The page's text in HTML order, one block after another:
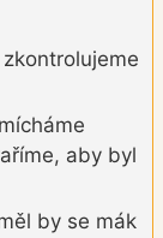
aby byl
by se mák